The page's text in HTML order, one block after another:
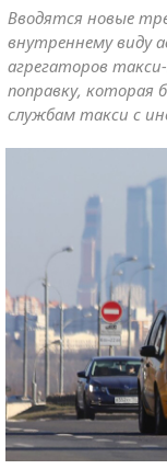
Вводятся новые
внутреннему виду
агрегаторов
поправку, которая
службам такси с